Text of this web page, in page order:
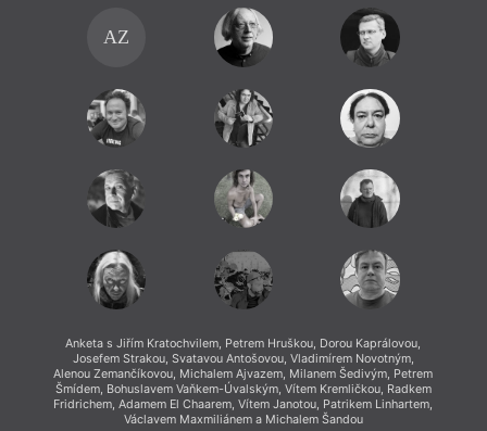
AZ
Anketa s Jiřím Kratochvilem, Petrem Hruškou, Dorou Kaprálovou,
Josefem Strakou, Svatavou Antošovou, Vladimírem Novotným,
Alenou Zemančíkovou, Michalem Ajvazem, Milanem Šedivým, Petrem
Šmídem, Bohuslavem Vaňkem-Úvalským, Vítem Kremličkou, Radkem
Fridrichem, Adamem El Chaarem, Vítem Janotou, Patrikem Linhartem,
Václavem Maxmiliánem a Michalem Šandou